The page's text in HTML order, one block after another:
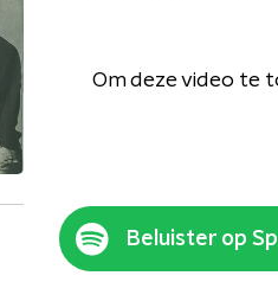
Om deze video te
Beluister op